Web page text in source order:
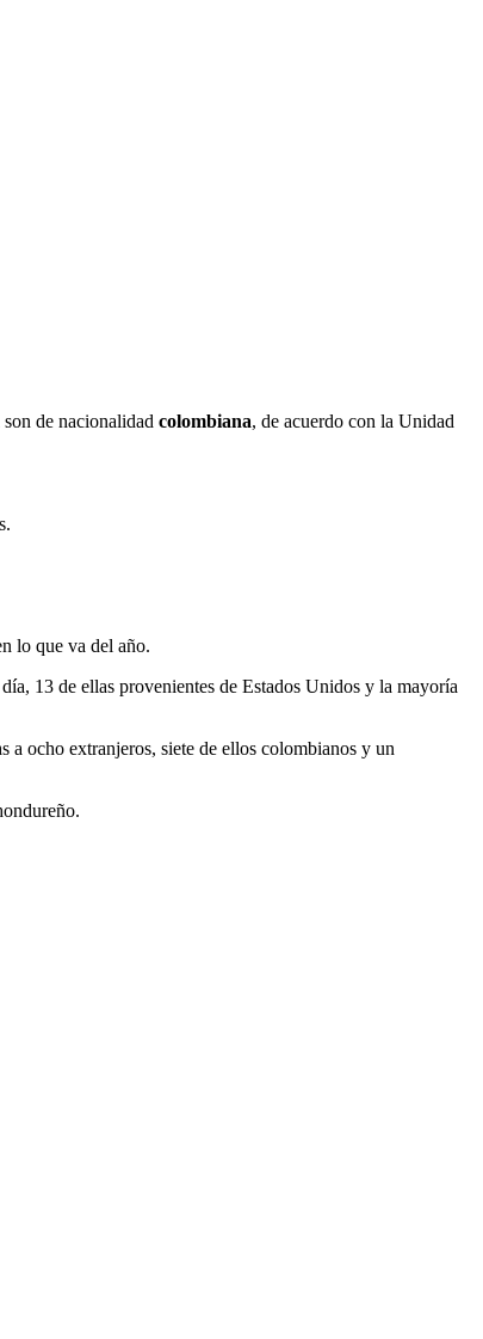
son de nacionalidad colombiana, de acuerdo con la Unidad
lo que va del año.
13 de ellas provenientes de Estados Unidos y la mayoría
a ocho extranjeros, siete de ellos colombianos y un